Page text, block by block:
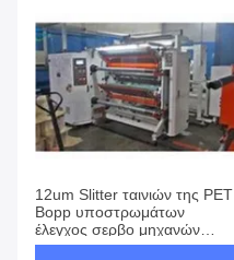
12um Slitter ταινιών της PET
Bopp υποστρωμάτων
έλεγχος σερβο μηχανών
εναλλασσόμενου ρεύματος